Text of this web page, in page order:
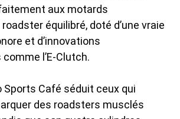
aux motards
équilibré, doté d’une vraie
et d’innovations
l’E-Clutch.
Sports Café séduit ceux qui
des roadsters musclés